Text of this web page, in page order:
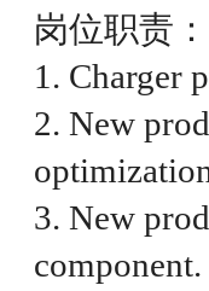
岗位职责：
1. Charger
2. New
3. New
component.